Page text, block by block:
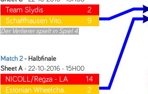
Team Slydis
2
Schaffhausen Vito.
9
Der Verlierer spielt in Spiel 4.
Match 2- Halbfinale
Sheet A - 22-10-2016 - 15H00
NICOLL/Regza - LA
14
Estonian Wheelcha.
2